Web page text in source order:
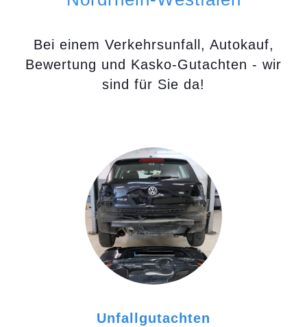
Bei einem Verkehrsunfall, Autokauf,
Bewertung und Kasko-Gutachten - wir
sind für Sie da!
Unfallgutachten